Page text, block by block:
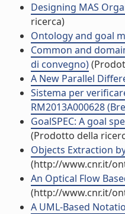
Designing MAS
ricerca)
Ontology and goal
Common and
di convegno)
A New Parallel
Sistema per
RM2013A000628
GoalSPEC: A goal
(Prodotto della
Objects Extraction
(http://www.cnr.it/
An Optical Flow
(http://www.cnr.it/
A UML-Based